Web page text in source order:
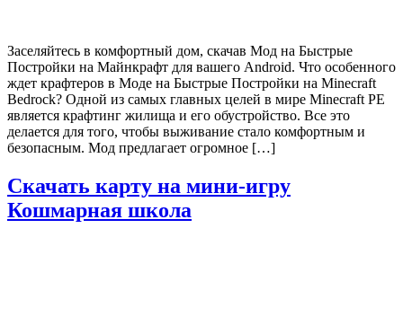
Заселяйтесь в комфортный дом, скачав Мод на Быстрые
Постройки на Майнкрафт для вашего Android. Что особенного
ждет крафтеров в Моде на Быстрые Постройки на Minecraft
Bedrock? Одной из самых главных целей в мире Minecraft PE
является крафтинг жилища и его обустройство. Все это
делается для того, чтобы выживание стало комфортным и
безопасным. Мод предлагает огромное […]
Скачать карту на мини-игру
Кошмарная школа